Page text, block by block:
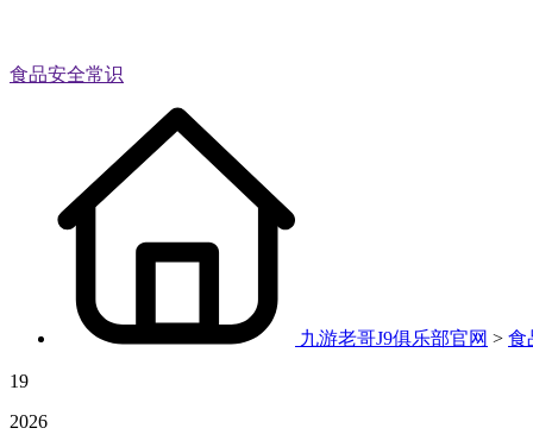
食品安全常识
九游老哥J9俱乐部官网 > 食
19
2026